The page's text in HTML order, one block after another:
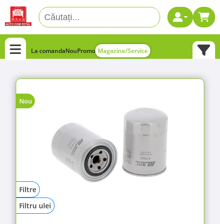
La comandaNouPromo Magazine/Service
Nou
Filtre
Filtru ulei